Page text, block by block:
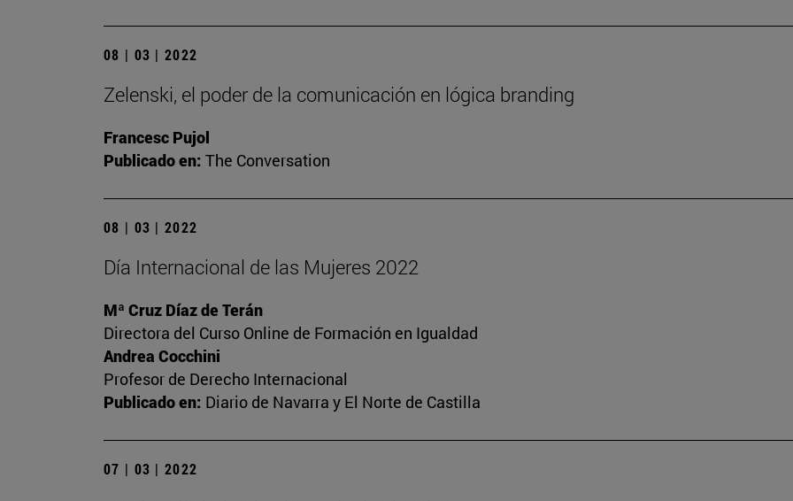
08 | 03 | 2022
Zelenski, el poder de la comunicación en lógica branding
Francesc Pujol
Publicado en: The Conversation
08 | 03 | 2022
Día Internacional de las Mujeres 2022
Mª Cruz Díaz de Terán
Directora del Curso Online de Formación en Igualdad
Andrea Cocchini
Profesor de Derecho Internacional
Publicado en: Diario de Navarra y El Norte de Castilla
07 | 03 | 2022